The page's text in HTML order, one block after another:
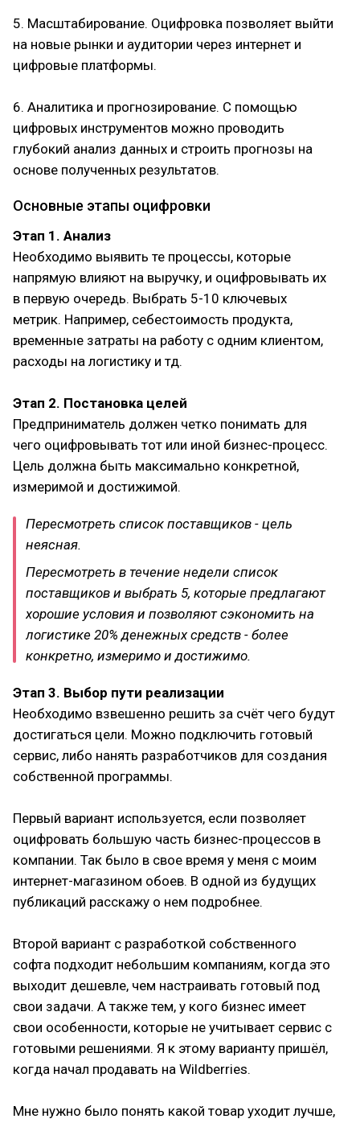
5. Масштабирование. Оцифровка позволяет выйти
на новые рынки и аудитории через интернет и
цифровые платформы.
6. Аналитика и прогнозирование. С помощью
цифровых инструментов можно проводить
глубокий анализ данных и строить прогнозы на
основе полученных результатов.
Основные этапы оцифровки
Этап 1. Анализ
Необходимо выявить те процессы, которые
напрямую влияют на выручку, и оцифровывать их
в первую очередь. Выбрать 5-10 ключевых
метрик. Например, себестоимость продукта,
временные затраты на работу с одним клиентом,
расходы на логистику и тд.
Этап 2. Постановка целей
Предприниматель должен четко понимать для
чего оцифровывать тот или иной бизнес-процесс.
Цель должна быть максимально конкретной,
измеримой и достижимой.
Пересмотреть список поставщиков - цель
неясная.
Пересмотреть в течение недели список
поставщиков и выбрать 5, которые предлагают
хорошие условия и позволяют сэкономить на
логистике 20% денежных средств - более
конкретно, измеримо и достижимо.
Этап 3. Выбор пути реализации
Необходимо взвешенно решить за счёт чего будут
достигаться цели. Можно подключить готовый
сервис, либо нанять разработчиков для создания
собственной программы.
Первый вариант используется, если позволяет
оцифровать большую часть бизнес-процессов в
компании. Так было в свое время у меня с моим
интернет-магазином обоев. В одной из будущих
публикаций расскажу о нем подробнее.
Второй вариант с разработкой собственного
софта подходит небольшим компаниям, когда это
выходит дешевле, чем настраивать готовый под
свои задачи. А также тем, у кого бизнес имеет
свои особенности, которые не учитывает сервис с
готовыми решениями. Я к этому варианту пришёл,
когда начал продавать на Wildberries.
Мне нужно было понять какой товар уходит лучше,